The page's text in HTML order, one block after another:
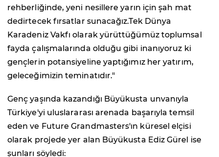
rehberliğinde, yeni nesillere yarın için şah mat
dedirtecek fırsatlar sunacağız.Tek Dünya
Karadeniz Vakfı olarak yürüttüğümüz toplumsal
fayda çalışmalarında olduğu gibi inanıyoruz ki
gençlerin potansiyeline yaptığımız her yatırım,
geleceğimizin teminatıdır."
Genç yaşında kazandığı Büyükusta unvanıyla
Türkiye'yi uluslararası arenada başarıyla temsil
eden ve Future Grandmasters'ın küresel elçisi
olarak projede yer alan Büyükusta Ediz Gürel ise
şunları söyledi: